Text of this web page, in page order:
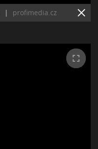
| profimedia.cz